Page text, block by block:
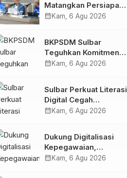
Matangkan Persiapan
HUT Ke-81 RI, Puncak
calendar_month Kam, 6 Agu 2026
BKPSDM Sulbar
Teguhkan Komitmen
Pengembangan
Penandatanganan
Perjanjian Tugas
Belajar 2026
calendar_month Kam, 6 Agu 2026
Sulbar Perkuat Literasi
Digital Cegah
Kejahatan Love
calendar_month Kam, 6 Agu 2026
Dukung Digitalisasi
Kepegawaian,
DPMPTSP Sulbar Siap
calendar_month Kam, 6 Agu 2026